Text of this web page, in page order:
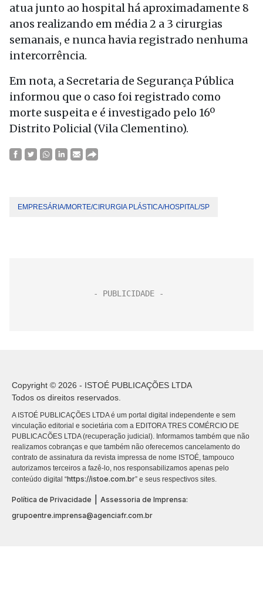
atua junto ao hospital há aproximadamente 8
anos realizando em média 2 a 3 cirurgias
semanais, e nunca havia registrado nenhuma
intercorrência.
Em nota, a Secretaria de Segurança Pública
informou que o caso foi registrado como
morte suspeita e é investigado pelo 16º
Distrito Policial (Vila Clementino).
EMPRESÁRIA/MORTE/CIRURGIA PLÁSTICA/HOSPITAL/SP
Copyright © 2026 - ISTOÉ PUBLICAÇÕES LTDA
Todos os direitos reservados.
A ISTOÉ PUBLICAÇÕES LTDA é um portal digital independente e sem
vinculação editorial e societária com a EDITORA TRES COMÉRCIO DE
PUBLICACÕES LTDA (recuperação judicial). Informamos também que não
realizamos cobranças e que também não oferecemos cancelamento do
contrato de assinatura da revista impressa de nome ISTOÉ, tampouco
autorizamos terceiros a fazê-lo, nos responsabilizamos apenas pelo
conteúdo digital “https://istoe.com.br” e seus respectivos sites.
Política de Privacidade
Assessoria de Imprensa:
grupoentre.imprensa@agenciafr.com.br